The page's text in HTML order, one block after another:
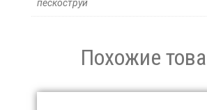
пескоструй
Похожие